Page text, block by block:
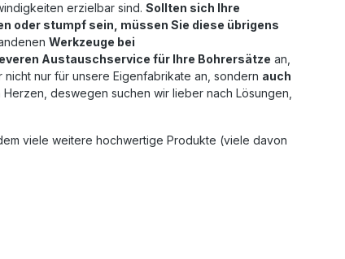
erzielbar sind. Sollten sich Ihre
oder stumpf sein, müssen Sie diese übrigens
Werkzeuge bei
Austauschservice für Ihre Bohrersätze an,
nur für unsere Eigenfabrikate an, sondern auch
deswegen suchen wir lieber nach Lösungen,
viele weitere hochwertige Produkte (viele davon